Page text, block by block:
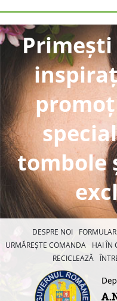
tombole
DESPRE NOI
URMĂREȘTE COMANDA
HAI ÎN
RECICLEAZĂ